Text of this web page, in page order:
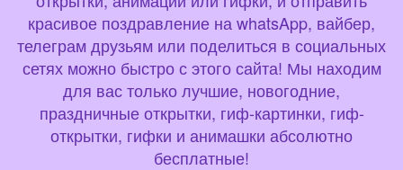
красивое поздравление на whatsApp, вайбер,
телеграм друзьям или поделиться в социальных
сетях можно быстро с этого сайта! Мы находим
для вас только лучшие, новогодние,
праздничные открытки, гиф-картинки, гиф-
открытки, гифки и анимашки абсолютно
бесплатные!